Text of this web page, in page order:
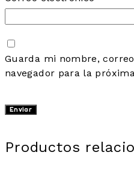
Guarda mi nombre,
navegador para la
Productos